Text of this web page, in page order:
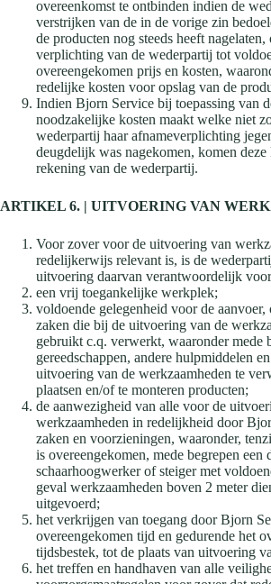
overeenkomst te ontbinden indien de
verstrijken van de in de vorige zin
de producten nog steeds heeft
verplichting van de wederpartij tot
overeengekomen prijs en kosten,
redelijke kosten voor opslag van de
Indien Bjorn Service bij toepassing van
noodzakelijke kosten maakt welke niet
wederpartij haar afnameverplichting
deugdelijk was nagekomen, komen
rekening van de wederpartij.
ARTIKEL 6. | UITVOERING VAN
Voor zover voor de uitvoering van
redelijkerwijs relevant is, is de
uitvoering daarvan verantwoordelijk
een vrij toegankelijke werkplek;
voldoende gelegenheid voor de
zaken die bij de uitvoering van de
gebruikt c.q. verwerkt, waaronder mede
gereedschappen, andere hulpmiddelen
uitvoering van de werkzaamheden te
plaatsen en/of te monteren producten;
de aanwezigheid van alle voor de
werkzaamheden in redelijkheid door
zaken en voorzieningen, waaronder,
is overeengekomen, mede begrepen een
schaarhoogwerker of steiger met
geval werkzaamheden boven 2 meter
uitgevoerd;
het verkrijgen van toegang door Bjorn
overeengekomen tijd en gedurende het
tijdsbestek, tot de plaats van uitvoering
het treffen en handhaven van alle